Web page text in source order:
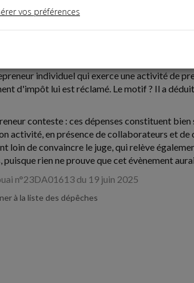
09-25
RÉCEPTION
individuel qui exerce une activité de
d'impôt lui est réclamé. Le motif ? Il a
conteste : ces dépenses constituent
activité, en présence de collaborateurs et
loin de convaincre le juge, qui relève
puisque rien ne prouve que cet évènement
n°23DA01613 du 19 juin 2025
à la liste des dépêches
vos préférences